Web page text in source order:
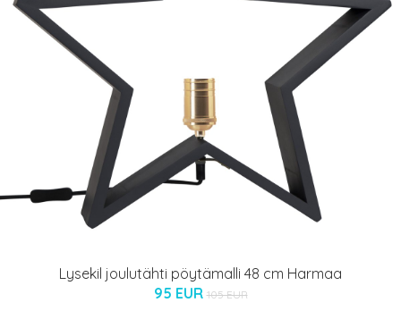
Lysekil joulutähti pöytämalli 48 cm Harmaa
95 EUR 105 EUR